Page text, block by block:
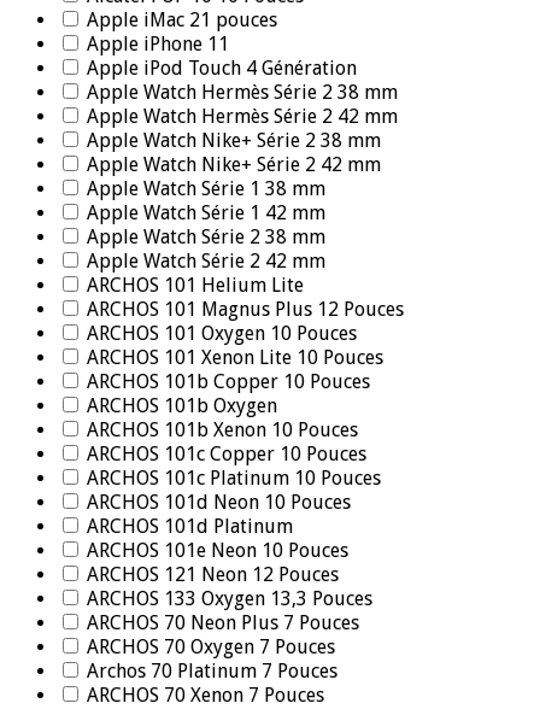
Apple iMac 21 pouces
Apple iPhone 11
Apple iPod Touch 4 Génération
Apple Watch Hermès Série 2 38 mm
Apple Watch Hermès Série 2 42 mm
Apple Watch Nike+ Série 2 38 mm
Apple Watch Nike+ Série 2 42 mm
Apple Watch Série 1 38 mm
Apple Watch Série 1 42 mm
Apple Watch Série 2 38 mm
Apple Watch Série 2 42 mm
ARCHOS 101 Helium Lite
ARCHOS 101 Magnus Plus 12 Pouces
ARCHOS 101 Oxygen 10 Pouces
ARCHOS 101 Xenon Lite 10 Pouces
ARCHOS 101b Copper 10 Pouces
ARCHOS 101b Oxygen
ARCHOS 101b Xenon 10 Pouces
ARCHOS 101c Copper 10 Pouces
ARCHOS 101c Platinum 10 Pouces
ARCHOS 101d Neon 10 Pouces
ARCHOS 101d Platinum
ARCHOS 101e Neon 10 Pouces
ARCHOS 121 Neon 12 Pouces
ARCHOS 133 Oxygen 13,3 Pouces
ARCHOS 70 Neon Plus 7 Pouces
ARCHOS 70 Oxygen 7 Pouces
Archos 70 Platinum 7 Pouces
ARCHOS 70 Xenon 7 Pouces